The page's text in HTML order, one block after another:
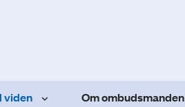
viden Om ombudsmanden